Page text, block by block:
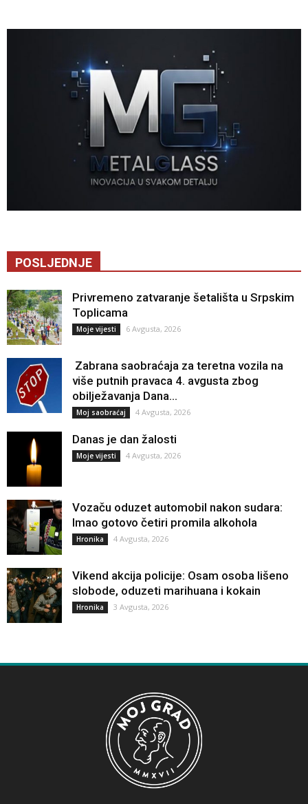
POSLJEDNJE
Privremeno zatvaranje šetališta u Srpskim
Toplicama
Moje vijesti 6 Avgusta, 2026
Zabrana saobraćaja za teretna vozila na
više putnih pravaca 4. avgusta zbog
obilježavanja Dana...
Moj saobraćaj 4 Avgusta, 2026
Danas je dan žalosti
Moje vijesti 4 Avgusta, 2026
Vozaču oduzet automobil nakon sudara:
Imao gotovo četiri promila alkohola
Hronika 4 Avgusta, 2026
Vikend akcija policije: Osam osoba lišeno
slobode, oduzeti marihuana i kokain
Hronika 3 Avgusta, 2026